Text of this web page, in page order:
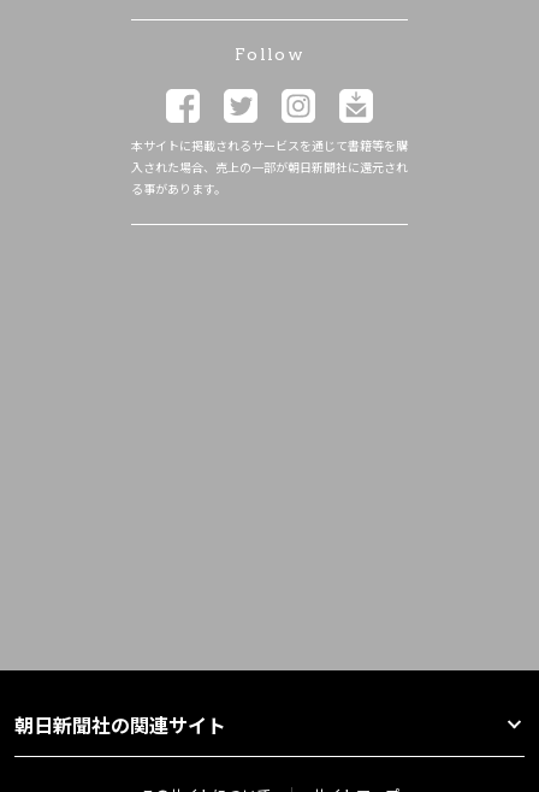
Follow
本サイトに掲載されるサービスを通じて書籍等を購
入された場合、売上の一部が朝日新聞社に還元され
る事があります。
朝日新聞社の関連サイト